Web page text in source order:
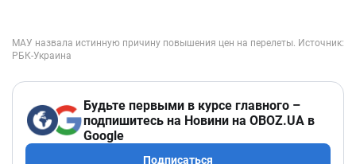
Будьте первыми в курсе главного –
подпишитесь на Новини на OBOZ.UA в
Google
Подписаться